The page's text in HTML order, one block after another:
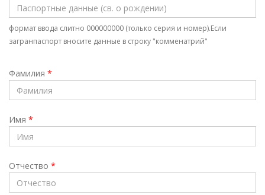
формат ввода слитно 000000000 (только серия и номер).Если
загранпаспорт вносите данные в строку "комменатрий"
Фамилия *
Имя *
Отчество *